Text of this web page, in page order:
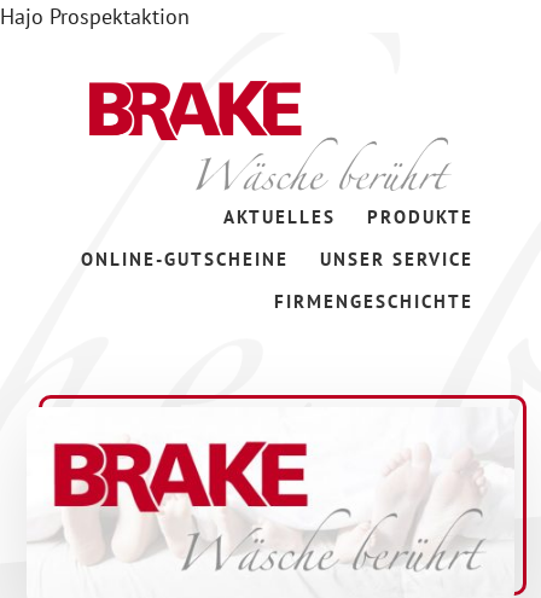
Hajo Prospektaktion
AKTUELLES
PRODUKTE
ONLINE-GUTSCHEINE
UNSER SERVICE
FIRMENGESCHICHTE